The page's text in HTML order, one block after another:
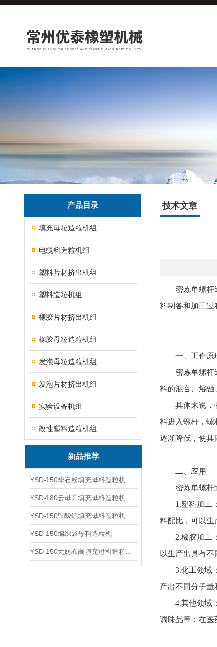
产品目录
填充母粒造粒机组
电缆料造粒机组
塑料片材挤出机组
塑料造粒机组
橡胶片材挤出机组
橡胶母粒造粒机组
发泡母粒造粒机组
发泡片材挤出机组
实验设备机组
改性塑料造粒机组
新品推荐
YSD-150编织袋母料造粒机
技术文章
密炼单螺杆造
料制备和加工过
一、工作原
密炼单螺杆造
料的混合、熔融
具体来说，物
料进入螺杆，螺
逐渐降低，使其
二、应用
密炼单螺杆造
1.塑料加工：
料配比，可以生
2.橡胶加工：
以生产出具有
3.化工领域：
产出不同分子量
4.其他领域：
调味品等；在医